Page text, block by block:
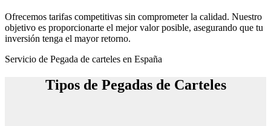
Ofrecemos tarifas competitivas sin comprometer la calidad. Nuestro
objetivo es proporcionarte el mejor valor posible, asegurando que tu
inversión tenga el mayor retorno.
Servicio de Pegada de carteles en España
Tipos de Pegadas de Carteles